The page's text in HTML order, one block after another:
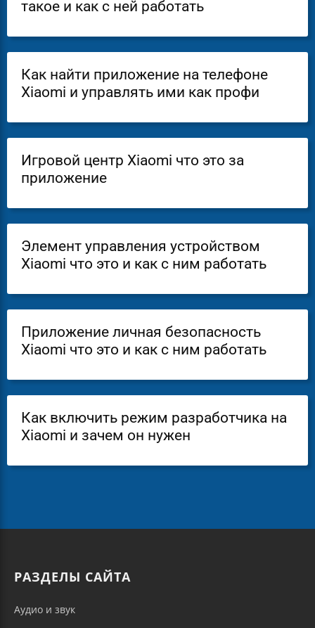
такое и как с ней работать
Как найти приложение на телефоне
Xiaomi и управлять ими как профи
Игровой центр Xiaomi что это за
приложение
Элемент управления устройством
Xiaomi что это и как с ним работать
Приложение личная безопасность
Xiaomi что это и как с ним работать
Как включить режим разработчика на
Xiaomi и зачем он нужен
РАЗДЕЛЫ САЙТА
Аудио и звук